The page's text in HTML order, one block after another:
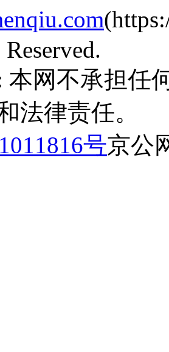
本网不承担任
法律责任。
号京公